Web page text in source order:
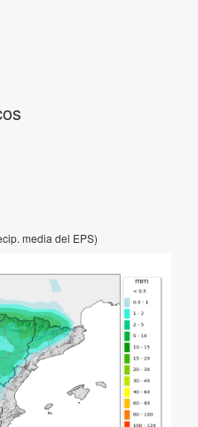
media del EPS)